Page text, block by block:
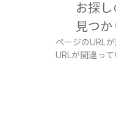
お探
見つ
ページのURL
URLが間違って